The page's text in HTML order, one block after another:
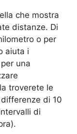
che mostra
distanze. Di
o per
aiuta i
una
troverete le
di 10
di